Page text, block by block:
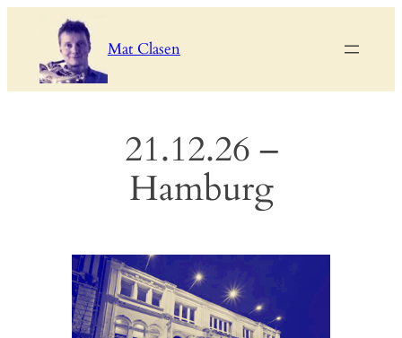
content
Mat Clasen
21.12.26 –
Hamburg